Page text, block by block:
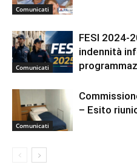
Comunicati
Comunicati
FESI 2024-
indennità
Comunicati
– Esito